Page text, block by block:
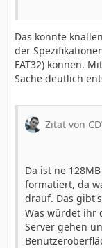
Das könnte
der
FAT32) können.
Sache deutlich
Zitat von
Da ist ne
formatiert, da
drauf. Das
Was würdet ihr
Server gehen